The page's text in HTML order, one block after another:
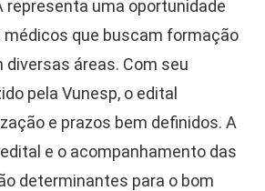
representa uma oportunidade
que buscam formação
diversas áreas. Com seu
pela Vunesp, o edital
e prazos bem definidos. A
e o acompanhamento das
determinantes para o bom